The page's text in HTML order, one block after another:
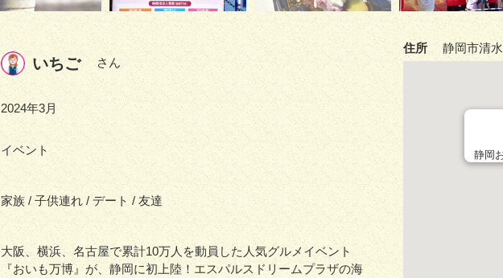
いちご さん
2024年3月
イベント
家族 / 子供連れ / デート / 友達
大阪、横浜、名古屋で累計10万人を動員した人気グルメイベント
『おいも万博』が、静岡に初上陸！エスパルスドリームプラザの海
住所 静岡市清
静岡